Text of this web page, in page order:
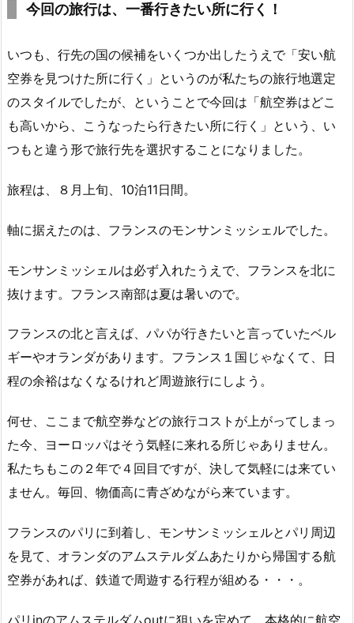
今回の旅行は、一番行きたい所に行く！
いつも、行先の国の候補をいくつか出したうえで「安い航
空券を見つけた所に行く」というのが私たちの旅行地選定
のスタイルでしたが、ということで今回は「航空券はどこ
も高いから、こうなったら行きたい所に行く」という、い
つもと違う形で旅行先を選択することになりました。
旅程は、８月上旬、10泊11日間。
軸に据えたのは、フランスのモンサンミッシェルでした。
モンサンミッシェルは必ず入れたうえで、フランスを北に
抜けます。フランス南部は夏は暑いので。
フランスの北と言えば、パパが行きたいと言っていたベル
ギーやオランダがあります。フランス１国じゃなくて、日
程の余裕はなくなるけれど周遊旅行にしよう。
何せ、ここまで航空券などの旅行コストが上がってしまっ
た今、ヨーロッパはそう気軽に来れる所じゃありません。
私たちもこの２年で４回目ですが、決して気軽には来てい
ません。毎回、物価高に青ざめながら来ています。
フランスのパリに到着し、モンサンミッシェルとパリ周辺
を見て、オランダのアムステルダムあたりから帰国する航
空券があれば、鉄道で周遊する行程が組める・・・。
パリinのアムステルダムoutに狙いを定めて、本格的に航空